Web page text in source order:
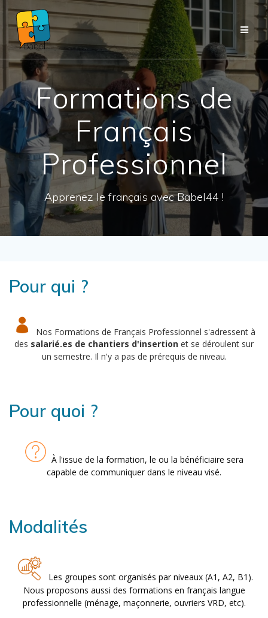
Passer
au
contenu
Formations de
Français
Professionnel
Apprenez le français avec Babel44 !
Pour qui ?
Nos Formations de Français Professionnel s'adressent à
des salarié.es de chantiers d'insertion et se déroulent sur
un semestre. Il n'y a pas de prérequis de niveau.
Pour quoi ?
À l'issue de la formation, le ou la bénéficiaire sera
capable de communiquer dans le niveau visé.
Modalités
Les groupes sont organisés par niveaux (A1, A2, B1).
Nous proposons aussi des formations en français langue
professionnelle (ménage, maçonnerie, ouvriers VRD, etc).